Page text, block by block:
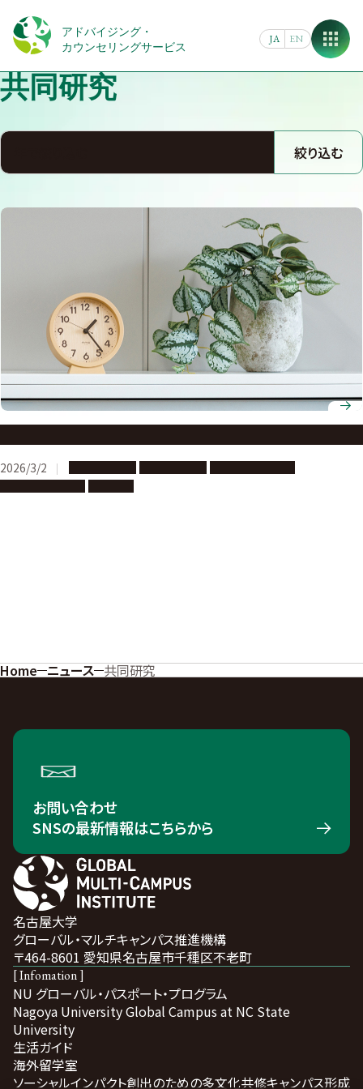
content
アドバイジング・
カウンセリングサービス
JA EN
共同研究
絞り込む
2026/3/2
Home ニュース 共同研究
お問い合わせ
SNSの最新情報はこちらから
名古屋大学
グローバル・マルチキャンパス推進機構
〒464-8601 愛知県名古屋市千種区不老町
[ Infomation ]
NU グローバル・パスポート・プログラム
Nagoya University Global Campus at NC State
University
生活ガイド
海外留学室
ソーシャルインパクト創出のための多文化共修キャンパス形成